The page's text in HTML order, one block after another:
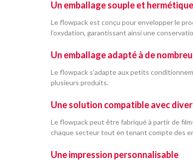
Un emballage souple et hermétique
Le flowpack est conçu pour envelopper le
l’oxydation, garantissant ainsi une
Un emballage adapté à de
Le flowpack s’adapte aux petits
plusieurs produits.
Une solution compatible avec
Le flowpack peut être fabriqué à partir de
chaque secteur tout en tenant compte des
Uneimpression personnalisable